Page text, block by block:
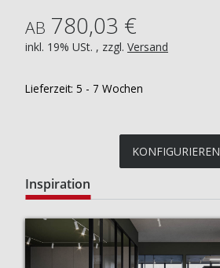
AB 780,03 €
inkl. 19% USt. , zzgl. Versand
Lieferzeit: 5 - 7 Wochen
KONFIGURIEREN
Inspiration